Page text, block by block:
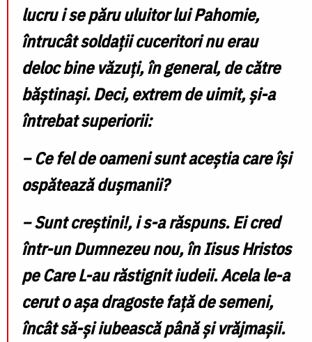
lucru i se păru uluitor lui Pahomie,
întrucât soldații cuceritori nu erau
deloc bine văzuți, în general, de către
băștinași. Deci, extrem de uimit, și-a
întrebat superiorii:
− Ce fel de oameni sunt aceștia care își
ospătează dușmanii?
− Sunt creștini!, i s-a răspuns. Ei cred
într-un Dumnezeu nou, în Iisus Hristos
pe Care L-au răstignit iudeii. Acela le-a
cerut o așa dragoste față de semeni,
încât să-și iubească până și vrăjmașii.